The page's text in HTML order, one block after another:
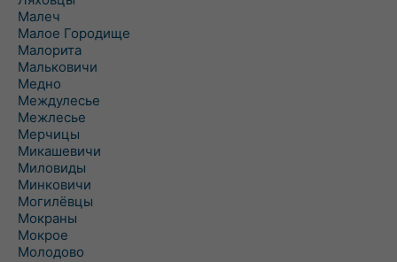
Малеч
Малое Городище
Малорита
Мальковичи
Медно
Междулесье
Межлесье
Мерчицы
Микашевичи
Миловиды
Минковичи
Могилёвцы
Мокраны
Мокрое
Молодово